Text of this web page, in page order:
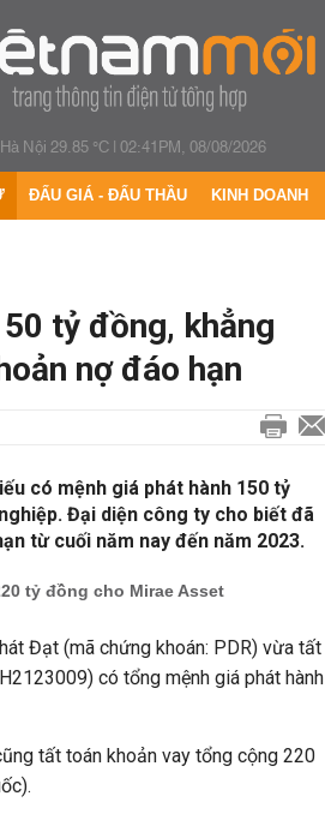
Hà Nội 29.85 °C|02:41PM, 08/08/2026
ĐẤU GIÁ - ĐẤU THẦU KINH DOANH
tỷ đồng, khẳng
nợ đáo hạn
có mệnh giá phát hành 150 tỷ
Đại diện công ty cho biết đã
từ cuối năm nay đến năm 2023.
tỷ đồng cho Mirae Asset
Đạt (mã chứng khoán: PDR) vừa tất
có tổng mệnh giá phát hành
tất toán khoản vay tổng cộng 220